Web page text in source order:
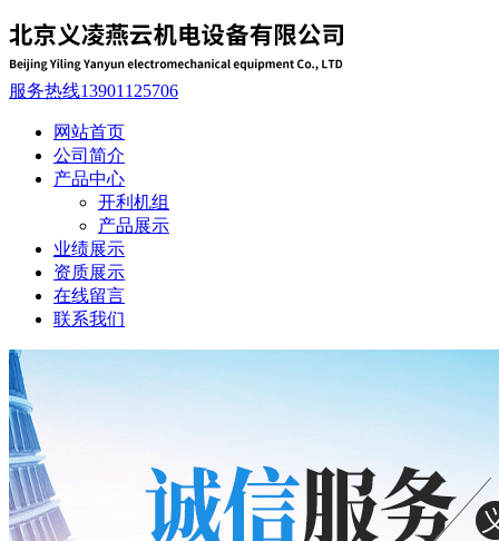
服务热线13901125706
网站首页
公司简介
产品中心
开利机组
产品展示
业绩展示
资质展示
在线留言
联系我们